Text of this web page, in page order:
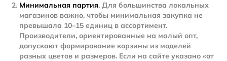
Минимальная партия. Для большинства локальных
магазинов важно, чтобы минимальная закупка не
превышала 10–15 единиц в ассортимент.
Производители, ориентированные на малый опт,
допускают формирование корзины из моделей
разных цветов и размеров. Если на сайте указано «от